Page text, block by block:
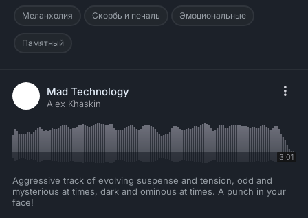
Меланхолия Скорбь и печаль Эмоциональные
Памятный
Mad Technology
Alex Khaskin
3:01
Aggressive track of evolving suspense and tension, odd and
mysterious at times, dark and ominous at times. A punch in your
face!